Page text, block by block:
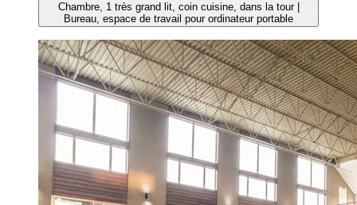
Chambre, 1 très grand lit, coin cuisine, dans la tour |
Bureau, espace de travail pour ordinateur portable